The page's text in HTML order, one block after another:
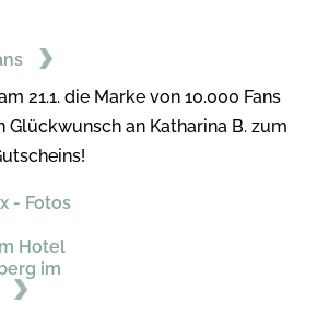
21.1. die Marke von 10.000 Fans
an Katharina B. zum
- Fotos
Hotel
im